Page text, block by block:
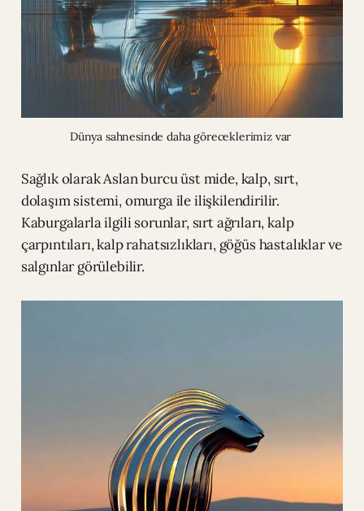
Dünya sahnesinde daha göreceklerimiz var
Sağlık olarak Aslan burcu üst mide, kalp, sırt,
dolaşım sistemi, omurga ile ilişkilendirilir.
Kaburgalarla ilgili sorunlar, sırt ağrıları, kalp
çarpıntıları, kalp rahatsızlıkları, göğüs hastalıklar ve
salgınlar görülebilir.